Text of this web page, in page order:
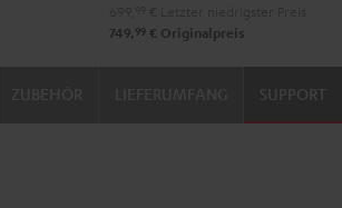
Set" Set"
749, 99 € Originalpreis
SUPPORT